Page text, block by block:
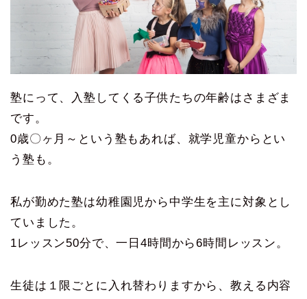
塾にって、入塾してくる子供たちの年齢はさまざま
です。
0歳〇ヶ月～という塾もあれば、就学児童からとい
う塾も。
私が勤めた塾は幼稚園児から中学生を主に対象とし
ていました。
1レッスン50分で、一日4時間から6時間レッスン。
生徒は１限ごとに入れ替わりますから、教える内容